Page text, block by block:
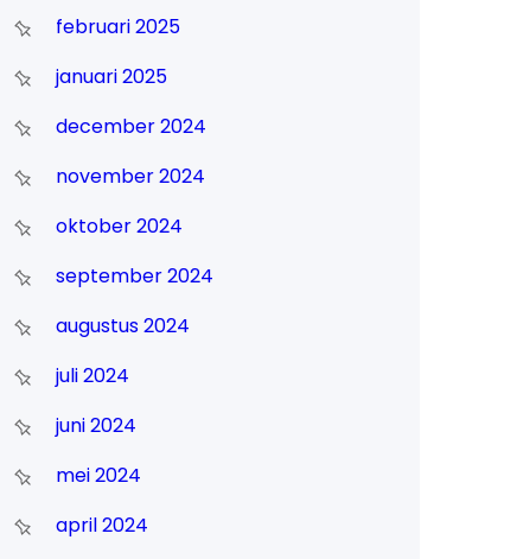
februari 2025
januari 2025
december 2024
november 2024
oktober 2024
september 2024
augustus 2024
juli 2024
juni 2024
mei 2024
april 2024